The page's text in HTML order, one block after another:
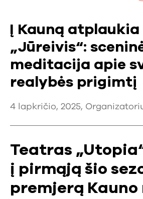
Į Kauną atplaukia
„Jūreivis“:
meditacija apie
realybės prigimtį
4 lapkričio, 2025,
Teatras
į pirmąją šio
premjerą Kauno